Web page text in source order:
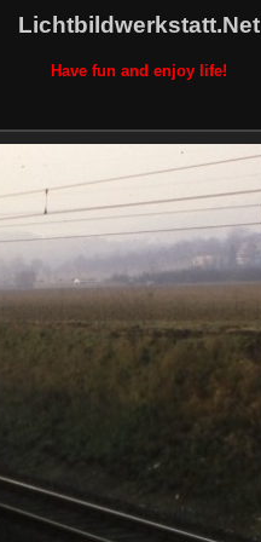
Lichtbildwerkstatt.Net
Have fun and enjoy life!